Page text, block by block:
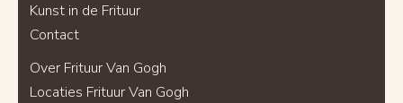
Kunst in de Frituur
Contact
Over Frituur Van Gogh
Locaties Frituur Van Gogh